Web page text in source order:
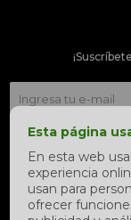
Esta página
En esta web
experiencia
usan para
ofrecer